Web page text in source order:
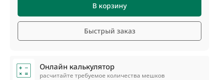
В корзину
Быстрый заказ
Онлайн калькулятор
расчитайте требуемое количества мешков